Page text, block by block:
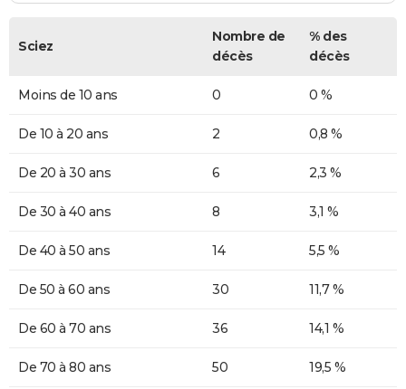
Sciez
Nombre de
décès
% des
décès
Moins de 10 ans 0 0 %
De 10 à 20 ans 2 0,8 %
De 20 à 30 ans 6 2,3 %
De 30 à 40 ans 8 3,1 %
De 40 à 50 ans 14 5,5 %
De 50 à 60 ans 30 11,7 %
De 60 à 70 ans 36 14,1 %
De 70 à 80 ans 50 19,5 %